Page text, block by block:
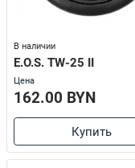
В наличии
E.O.S. TW-25 II
Цена
162.00 BYN
Купить